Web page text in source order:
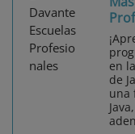
en
de
una